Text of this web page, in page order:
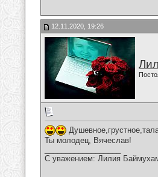
12.11.2020, 19:26
Ты молодец, Вячеслав!
С уважением: Лилия